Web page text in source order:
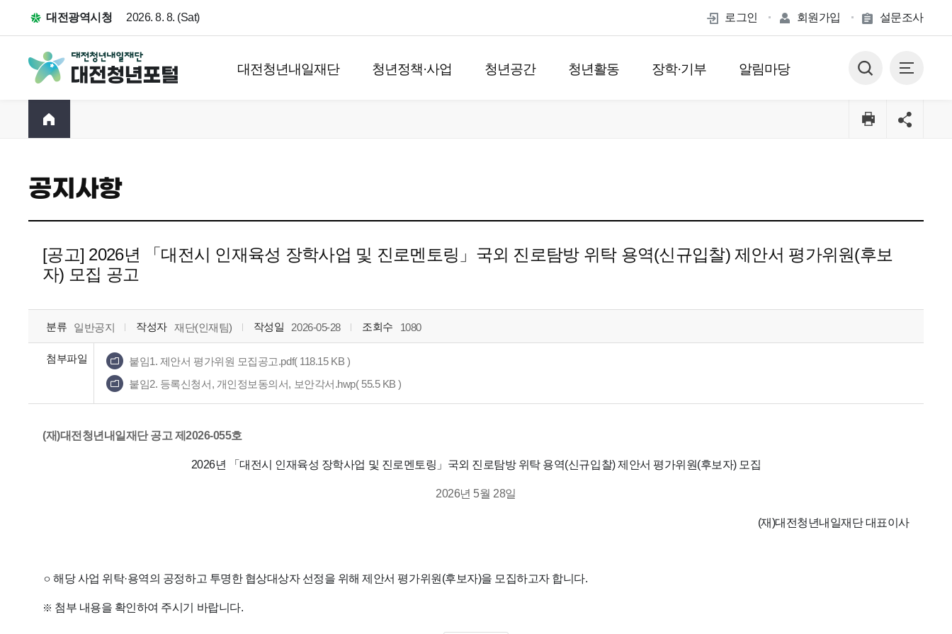
대전광역시청 2026. 8. 8. (Sat) 로그인 회원가입 설문조사
대전청년내일재단 청년정책·사업 청년공간 청년활동 장학·기부 알림마당
공지사항
[공고] 2026년 「대전시 인재육성 장학사업 및 진로멘토링」국외 진로탐방 위탁 용역(신규입찰) 제안서 평가위원(후보
자) 모집 공고
분류 일반공지 작성자 재단(인재팀) 작성일 2026-05-28 조회수 1080
첨부파일
붙임1. 제안서 평가위원 모집공고.pdf( 118.15 KB )
붙임2. 등록신청서, 개인정보동의서, 보안각서.hwp( 55.5 KB )
(재)대전청년내일재단 공고 제2026-055호
2026년 「대전시 인재육성 장학사업 및 진로멘토링」국외 진로탐방 위탁 용역(신규입찰) 제안서 평가위원(후보자) 모집
2026년 5월 28일
(재)대전청년내일재단 대표이사
ㅇ 해당 사업 위탁·용역의 공정하고 투명한 협상대상자 선정을 위해 제안서 평가위원(후보자)을 모집하고자 합니다.
※ 첨부 내용을 확인하여 주시기 바랍니다.